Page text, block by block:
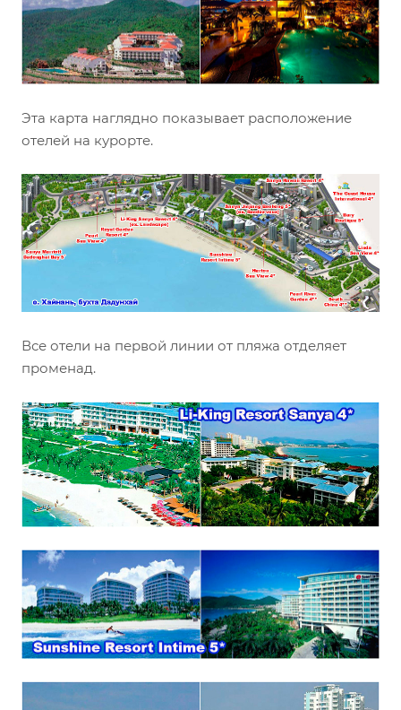
Эта карта наглядно показывает расположение
отелей на курорте.
Все отели на первой линии от пляжа отделяет
променад.